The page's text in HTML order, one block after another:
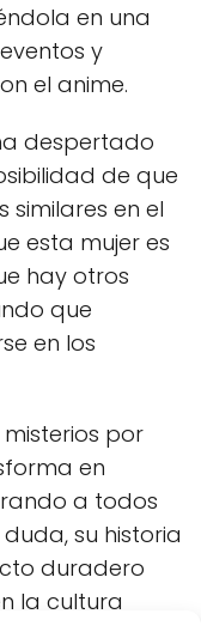
en una
y
el anime.
despertado
de que
similares en el
esta mujer es
hay otros
que
en los
por
en
a todos
su historia
duradero
la cultura